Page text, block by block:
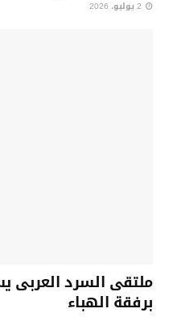
ملتقى السرد العربى
برفقة الهباء